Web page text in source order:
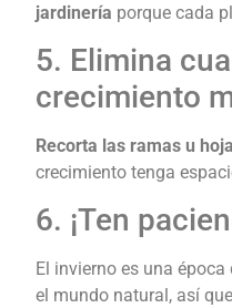
jardinería porque cada
5. Elimina
crecimiento
Recorta las ramas u
crecimiento tenga
6. ¡Ten
El invierno es una
el mundo natural, así